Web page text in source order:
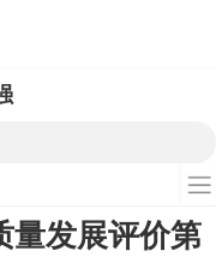
量发展评价第